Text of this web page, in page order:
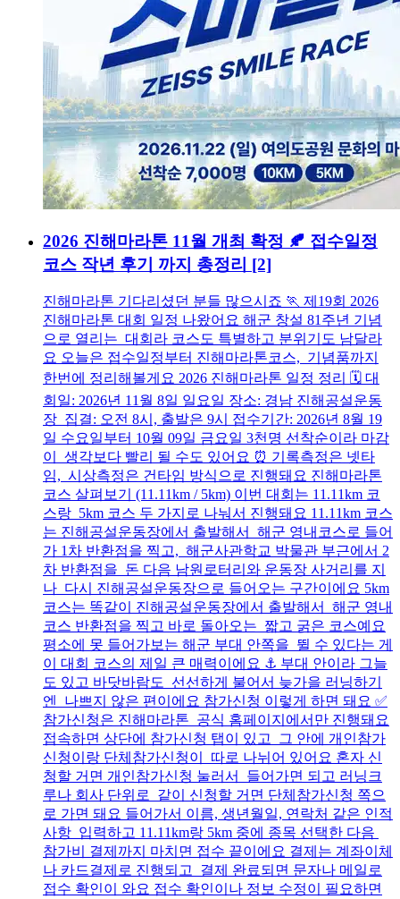
2026 진해마라톤 11월 개최 확정 🍂 접수일정
코스 작년 후기 까지 총정리 [2]
진해마라톤 기다리셨던 분들 많으시죠 🏃 제19회 2026
진해마라톤 대회 일정 나왔어요 해군 창설 81주년 기념
으로 열리는 대회라 코스도 특별하고 분위기도 남달라
요 오늘은 접수일정부터 진해마라톤코스, 기념품까지
한번에 정리해볼게요 2026 진해마라톤 일정 정리 🗓️ 대
회일: 2026년 11월 8일 일요일 장소: 경남 진해공설운동
장 집결: 오전 8시, 출발은 9시 접수기간: 2026년 8월 19
일 수요일부터 10월 09일 금요일 3천명 선착순이라 마감
이 생각보다 빨리 될 수도 있어요 ⏰ 기록측정은 넷타
임, 시상측정은 건타임 방식으로 진행돼요 진해마라톤
코스 살펴보기 (11.11km / 5km) 이번 대회는 11.11km 코
스랑 5km 코스 두 가지로 나눠서 진행돼요 11.11km 코스
는 진해공설운동장에서 출발해서 해군 영내코스로 들어
가 1차 반환점을 찍고, 해군사관학교 박물관 부근에서 2
차 반환점을 돈 다음 남원로터리와 운동장 사거리를 지
나 다시 진해공설운동장으로 들어오는 구간이에요 5km
코스는 똑같이 진해공설운동장에서 출발해서 해군 영내
코스 반환점을 찍고 바로 돌아오는 짧고 굵은 코스예요
평소에 못 들어가보는 해군 부대 안쪽을 뛸 수 있다는 게
이 대회 코스의 제일 큰 매력이에요 ⚓ 부대 안이라 그늘
도 있고 바닷바람도 선선하게 불어서 늦가을 러닝하기
엔 나쁘지 않은 편이에요 참가신청 이렇게 하면 돼요 ✅
참가신청은 진해마라톤 공식 홈페이지에서만 진행돼요
접속하면 상단에 참가신청 탭이 있고 그 안에 개인참가
신청이랑 단체참가신청이 따로 나뉘어 있어요 혼자 신
청할 거면 개인참가신청 눌러서 들어가면 되고 러닝크
루나 회사 단위로 같이 신청할 거면 단체참가신청 쪽으
로 가면 돼요 들어가서 이름, 생년월일, 연락처 같은 인적
사항 입력하고 11.11km랑 5km 중에 종목 선택한 다음
참가비 결제까지 마치면 접수 끝이에요 결제는 계좌이체
나 카드결제로 진행되고 결제 완료되면 문자나 메일로
접수 확인이 와요 접수 확인이나 정보 수정이 필요하면